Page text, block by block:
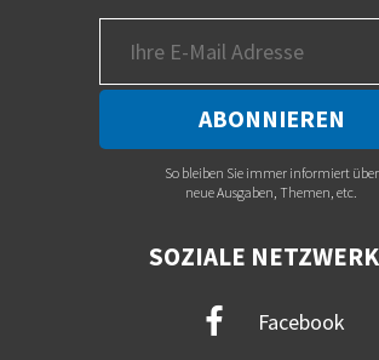
So bleiben Sie immer informiert über
neue Ausgaben, Themen, etc.
SOZIALE
Facebook